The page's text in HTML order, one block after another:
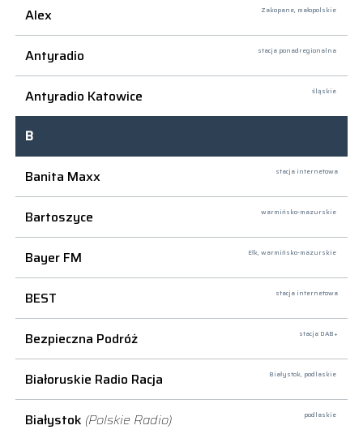
Alex Zakopane, małopolskie
Antyradio stacja ponadregionalna
Antyradio Katowice śląskie
B
Banita Maxx
stacja internetowa
Bartoszyce warmińsko-mazurskie
Bayer FM Ełk, warmińsko-mazurskie
BEST stacja internetowa
Bezpieczna Podróż stacja DAB+
Białoruskie Radio Racja Białystok, podlaskie
Białystok (Polskie Radio) podlaskie